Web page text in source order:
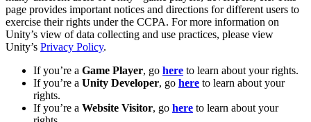
LiveOps
Insights pós-lançamento e operações de jogos ao vivo
Amplie
Aquisição de usuários
Seja descoberto e adquira usuários móveis
Varejo
Transformar experiências em loja em experiências online
Automotivo
Impulsione a inovação e as experiências dentro do carro
Veja todas as indústrias
Insights
Estudos de caso
Histórias de sucesso do mundo real
Guias de melhores práticas
Dicas e truques de especialistas
Junte-se a desenvolvedores, criadores e insiders
Prêmios Unity
Celebrando criadores do Unity em todo o mundo
Tutoriais
Dicas práticas e melhores práticas
Educação
Para estudantes
Impulsione sua carreira
page provides important notices and directions for different users to
exercise their rights under the CCPA. For more information on
Unity’s view of data collecting and use practices, please view
Unity’s Privacy Policy.
If you’re a Game Player, go here to learn about your rights.
If you’re a Unity Developer, go here to learn about your
rights.
If you’re a Website Visitor, go here to learn about your